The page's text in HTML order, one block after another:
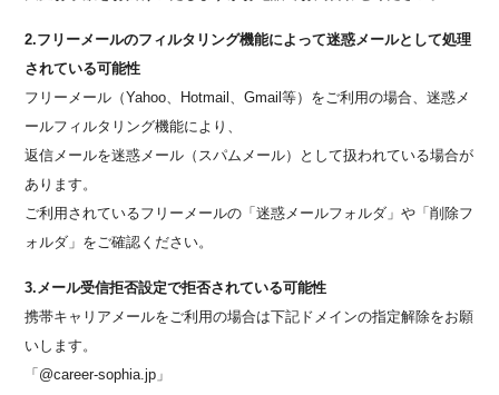
2.フリーメールのフィルタリング機能によって迷惑メールとして処理
されている可能性
フリーメール（Yahoo、Hotmail、Gmail等）をご利用の場合、迷惑メ
ールフィルタリング機能により、
返信メールを迷惑メール（スパムメール）として扱われている場合が
あります。
ご利用されているフリーメールの「迷惑メールフォルダ」や「削除フ
ォルダ」をご確認ください。
3.メール受信拒否設定で拒否されている可能性
携帯キャリアメールをご利用の場合は下記ドメインの指定解除をお願
いします。
「@career-sophia.jp」